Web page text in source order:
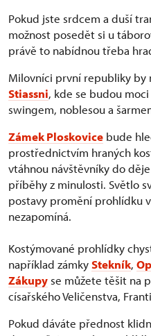
Pokud jste srdcem a duší
možnost posedět si u
právě to nabídnou třeba
Milovníci první republiky by
Stiassni, kde se budou
swingem, noblesou a
Zámek Ploskovice bude
prostřednictvím hraných
vtáhnou návštěvníky do
příběhy z minulosti. Světlo
postavy promění prohlídku
nezapomíná.
Kostýmované prohlídky
například zámkyStekník,
Zákupy se můžete těšit na
císařského Veličenstva,
Pokud dáváte přednost